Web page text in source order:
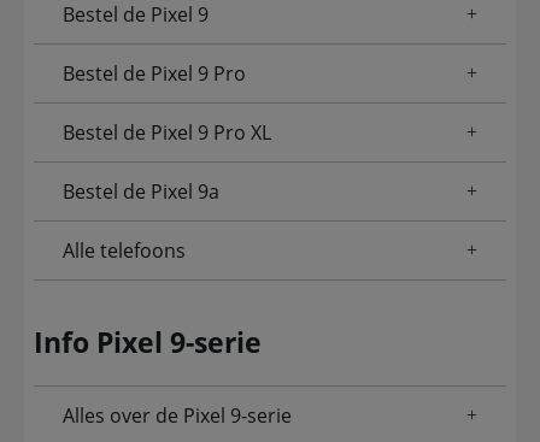
Bestel de Pixel 9
Bestel de Pixel 9 Pro
Bestel de Pixel 9 Pro XL
Bestel de Pixel 9a
Alle telefoons
Info Pixel 9-serie
Alles over de Pixel 9-serie